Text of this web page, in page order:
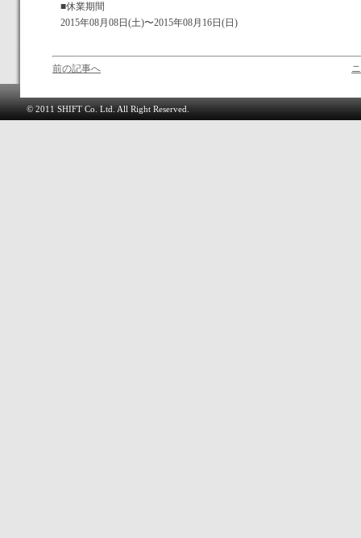
■休業期間
2015年08月08日(土)〜2015年08月16日(日)
前の記事へ
© 2011 SHIFT Co. Ltd. All Right Reserved.